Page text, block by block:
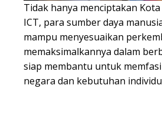
Tidak hanya menciptakan
ICT, para sumber daya
mampu menyesuaikan
memaksimalkannya dalam
siap membantu untuk
negara dan kebutuhan